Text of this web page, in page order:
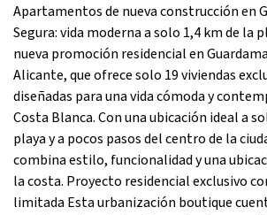
Apartamentos de nueva construcción en
Segura: vida moderna a solo 1,4 km de la
nueva promoción residencial en
Alicante, que ofrece solo 19 viviendas
diseñadas para una vida cómoda y
Costa Blanca. Con una ubicación ideal a
playa y a pocos pasos del centro de la
combina estilo, funcionalidad y una
la costa. Proyecto residencial exclusivo
limitada Esta urbanización boutique